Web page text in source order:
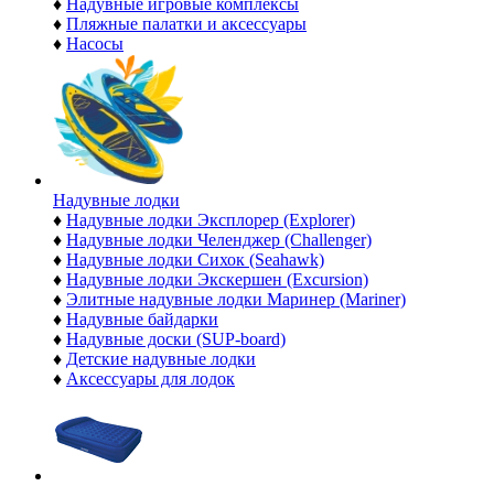
♦ Надувные игровые комплексы
♦ Пляжные палатки и аксессуары
♦ Насосы
Надувные лодки
♦ Надувные лодки Эксплорер (Explorer)
♦ Надувные лодки Челенджер (Challenger)
♦ Надувные лодки Сихок (Seahawk)
♦ Надувные лодки Экскершен (Excursion)
♦ Элитные надувные лодки Маринер (Mariner)
♦ Надувные байдарки
♦ Надувные доски (SUP-board)
♦ Детские надувные лодки
♦ Аксессуары для лодок